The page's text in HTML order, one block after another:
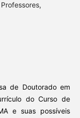
de Doutorado em
do Curso de
e suas possíveis